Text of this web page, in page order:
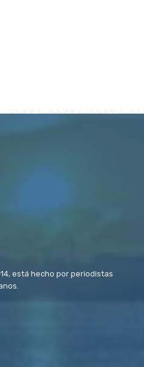
está hecho por periodistas